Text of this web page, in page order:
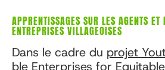
APPRENTISSAGES SUR LES AGENTS
ENTREPRISES VILLAGEOISES
Dans le cadre du projet
ble Enterprises for